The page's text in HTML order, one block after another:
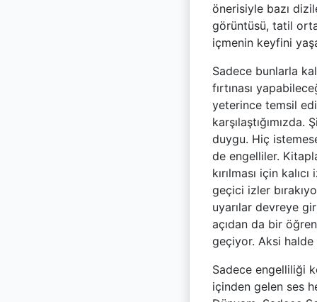
önerisiyle bazı
görüntüsü, tatil
içmenin keyfini
Sadece bunlarla
fırtınası
yeterince temsil
duygu. Hiç
de engelliler.
kırılması için
geçici izler
uyarılar devreye
açıdan da bir
geçiyor. Aksi
Sadece engelliliği
içinden gelen ses